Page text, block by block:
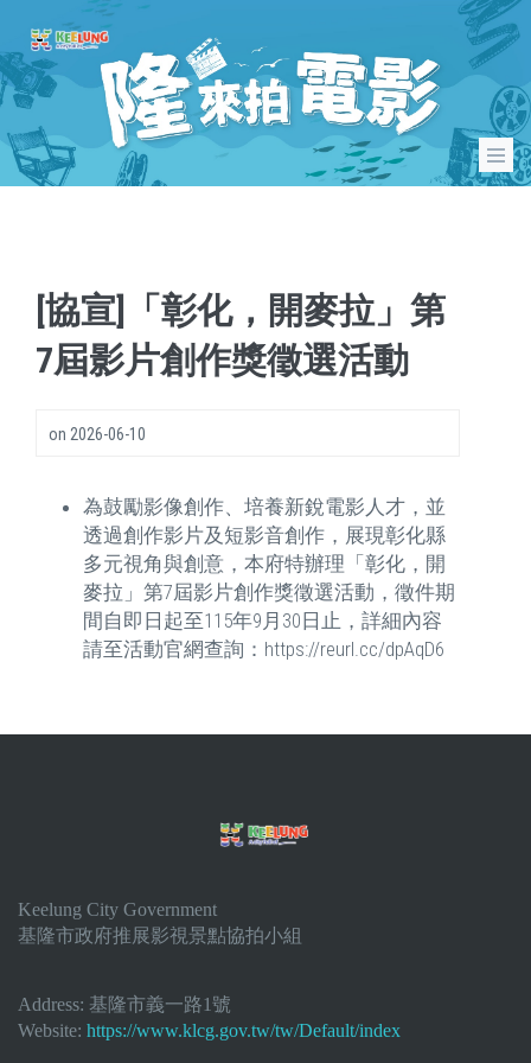
[協宣]「彰化，開麥拉」第
7屆影片創作獎徵選活動
on 2026-06-10
為鼓勵影像創作、培養新銳電影人才，並
透過創作影片及短影音創作，展現彰化縣
多元視角與創意，本府特辦理「彰化，開
麥拉」第7屆影片創作獎徵選活動，徵件期
間自即日起至115年9月30日止，詳細內容
請至活動官網查詢：https://reurl.cc/dpAqD6
Keelung City Government
基隆市政府推展影視景點協拍小組
Address: 基隆市義一路1號
Website: https://www.klcg.gov.tw/tw/Default/index